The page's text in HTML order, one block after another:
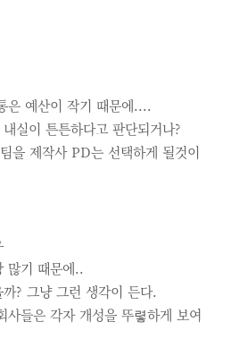
은 예산이 작기 때문에....
실이 튼튼하다고 판단되거나?
을 제작사 PD는 선택하게 될것이
많기 때문에..
? 그냥 그런 생각이 든다.
사들은 각자 개성을 뚜렿하게 보여